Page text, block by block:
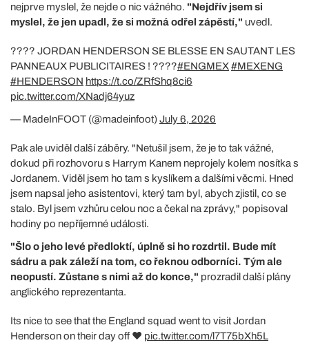
nejprve myslel, že nejde o nic vážného. "Nejdřív jsem si
myslel, že jen upadl, že si možná odřel zápěstí," uvedl.
???? JORDAN HENDERSON SE BLESSE EN SAUTANT LES
PANNEAUX PUBLICITAIRES ! ????#ENGMEX#MEXENG
#HENDERSON https://t.co/ZRfShq8ci6
pic.twitter.com/XNadj64yuz
— MadeInFOOT (@madeinfoot)July 6, 2026
Pak ale uviděl další záběry. "Netušil jsem, že je to tak vážné,
dokud při rozhovoru s Harrym Kanem neprojely kolem nosítka s
Jordanem. Viděl jsem ho tam s kyslíkem a dalšími věcmi. Hned
jsem napsal jeho asistentovi, který tam byl, abych zjistil, co se
stalo. Byl jsem vzhůru celou noc a čekal na zprávy," popisoval
hodiny po nepříjemné události.
"Šlo o jeho levé předloktí, úplně si ho rozdrtil. Bude mít
sádru a pak záleží na tom, co řeknou odborníci. Tým ale
neopustí. Zůstane s nimi až do konce," prozradil další plány
anglického reprezentanta.
Its nice to see that the England squad went to visit Jordan
Henderson on their day off ❤️ pic.twitter.com/l7T75bXh5L